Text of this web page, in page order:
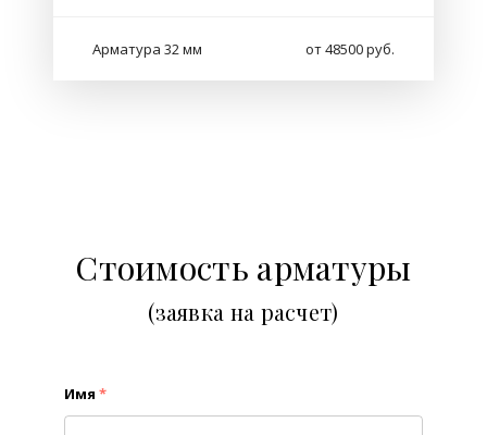
Арматура 32 мм от 48500 руб.
Стоимость арматуры
(заявка на расчет)
Имя *